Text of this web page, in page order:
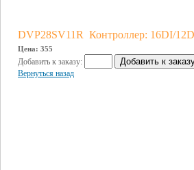
DVP28SV11R Контроллер: 16DI/
Цена: 355
Добавить к заказу:
Вернуться назад